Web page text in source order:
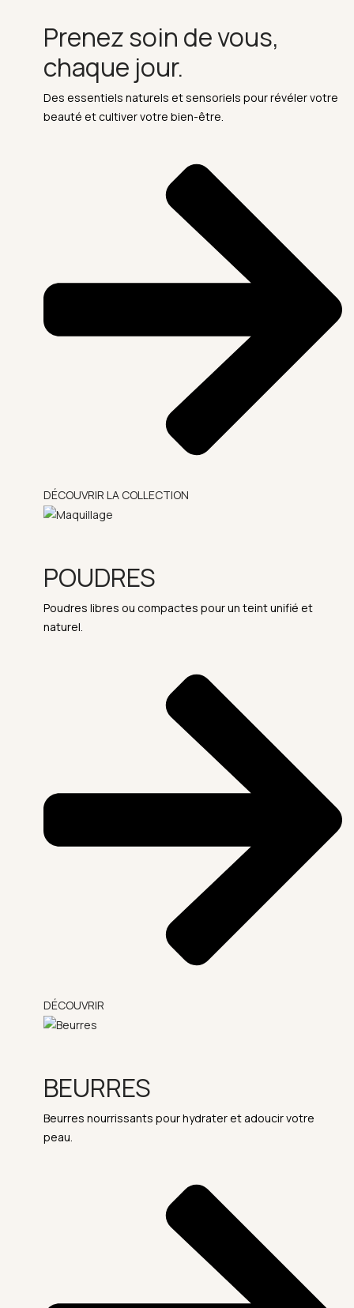
Prenez soin de vous,
chaque jour.
Des essentiels naturels et sensoriels pour révéler votre
beauté et cultiver votre bien-être.
DÉCOUVRIR LA COLLECTION
POUDRES
Poudres libres ou compactes pour un teint unifié et
naturel.
DÉCOUVRIR
BEURRES
Beurres nourrissants pour hydrater et adoucir votre
peau.